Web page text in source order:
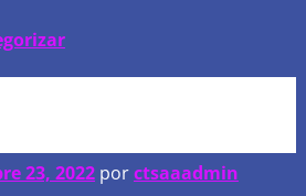
23, 2022 porctsaaadmin